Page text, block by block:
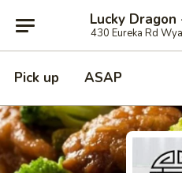
Lucky
430 Eureka Rd
Pick up ASAP